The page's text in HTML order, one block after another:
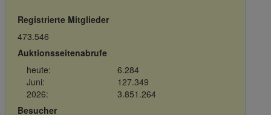
Registrierte Mitglieder
473.546
Auktionsseitenabrufe
heute:
6.284
Juni:
127.349
2026:
3.851.264
Besucher